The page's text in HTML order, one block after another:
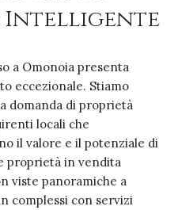
Intelligente
a Omonoia presenta
eccezionale. Stiamo
domanda di proprietà
locali che
il valore e il potenziale di
proprietà in vendita
viste panoramiche a
complessi con servizi